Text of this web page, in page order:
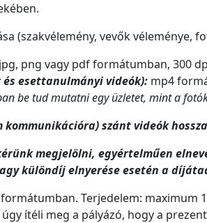
(szakvélemény, vevők véleménye,
jpg, png vagy pdf formátumban, 300
esettanulmányi videók): mp4
be tud mutatni egy üzletet, mint a
kommunikációra) szánt videók hossza
megjelölni, egyértelműen
különdíj elnyerése esetén a
Terjedelem: maximum
ítéli meg a pályázó, hogy a